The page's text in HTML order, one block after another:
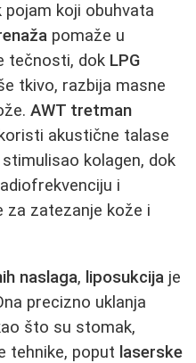
pojam koji obuhvata
pomaže u
tečnosti, dok LPG
tkivo, razbija masne
AWT tretman
akustične talase
kolagen, dok
i
za zatezanje kože i
naslaga, liposukcija je
precizno uklanja
što su stomak,
tehnike, poput laserske